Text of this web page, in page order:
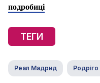
подробиці
ТЕГИ
Реал Мадрид